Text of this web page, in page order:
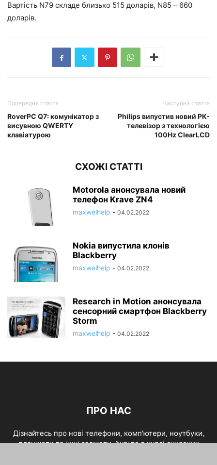
Вартість N79 складе близько 515 доларів, N85 – 660
доларів.
Попередня стаття
RoverPC Q7: комунікатор з
висувною QWERTY
клавіатурою
Наступна стаття
Philips випустив новий РК-
телевізор з технологією
100Hz ClearLCD
СХОЖІ СТАТТІ
Motorola анонсувала новий
телефон Krave ZN4
maxwelhelp - 04.02.2022
Nokia випустила клонів
Blackberry
maxwelhelp - 04.02.2022
Research in Motion анонсувала
сенсорний смартфон Blackberry
Storm
maxwelhelp - 04.02.2022
ПРО НАС
Дізнайтесь про нові телефони, комп'ютери, ноутбуки,
планшети та інші гаджети, будьте в курсі сучасних